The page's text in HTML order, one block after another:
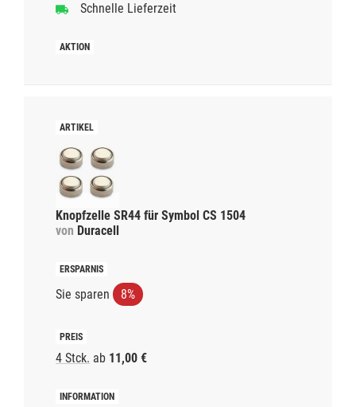
Schnelle Lieferzeit
Knopfzelle SR44 für Symbol CS 1504
von Duracell
Sie sparen 8%
4 Stck. ab 11,00 €